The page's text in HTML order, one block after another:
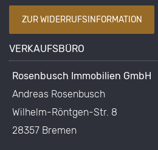
ZUR WIDERRUFSINFORMATION
VERKAUFSBÜRO
Rosenbusch Immobilien GmbH
Andreas Rosenbusch
Wilhelm-Röntgen-Str. 8
28357 Bremen